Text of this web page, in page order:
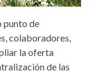
punto de
colaboradores,
la oferta
de las